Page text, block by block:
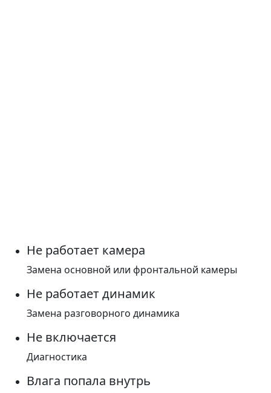
Не работает камера
Замена основной или фронтальной камеры
Не работает динамик
Замена разговорного динамика
Не включается
Диагностика
Влага попала внутрь